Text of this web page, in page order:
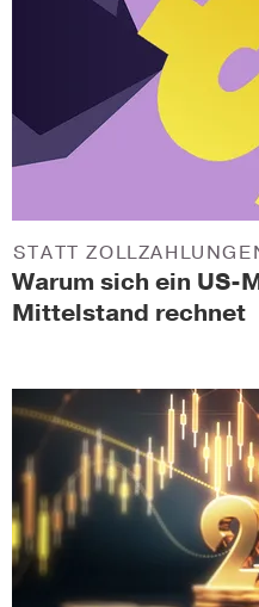
Warum sich ein
Mittelstand rechnet
STATT